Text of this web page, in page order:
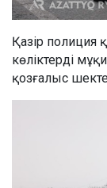
Қазір полиция
көліктерді
қозғалыс